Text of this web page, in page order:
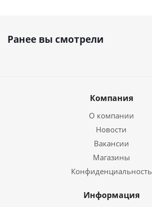
Ранее вы смотрели
Компания
О компании
Новости
Вакансии
Магазины
Конфиденциальность
Информация